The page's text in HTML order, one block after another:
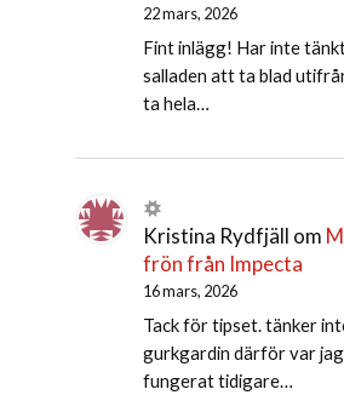
22 mars, 2026
Fint inlägg! Har inte
salladen att ta blad
ta hela…
Kristina Rydfjäll om
frön från Impecta
16 mars, 2026
Tack för tipset. tänker
gurkgardin därför var
fungerat tidigare…